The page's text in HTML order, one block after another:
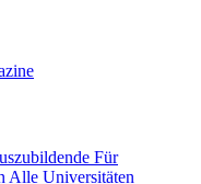
Für
Alle Universitäten